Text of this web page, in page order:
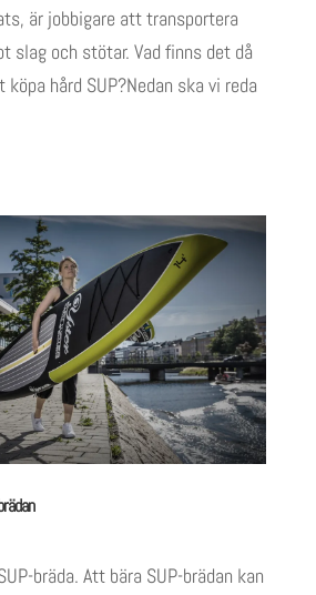
är jobbigare att transportera
slag och stötar. Vad finns det då
hård SUP?Nedan ska vi reda
bräda. Att bära SUP-brädan kan